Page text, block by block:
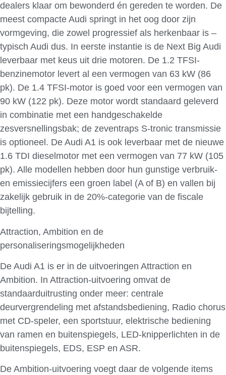
dealers klaar om bewonderd én gereden te worden. De
meest compacte Audi springt in het oog door zijn
vormgeving, die zowel progressief als herkenbaar is –
typisch Audi dus. In eerste instantie is de Next Big Audi
leverbaar met keus uit drie motoren. De 1.2 TFSI-
benzinemotor levert al een vermogen van 63 kW (86
pk). De 1.4 TFSI-motor is goed voor een vermogen van
90 kW (122 pk). Deze motor wordt standaard geleverd
in combinatie met een handgeschakelde
zesversnellingsbak; de zeventraps S-tronic transmissie
is optioneel. De Audi A1 is ook leverbaar met de nieuwe
1.6 TDI dieselmotor met een vermogen van 77 kW (105
pk). Alle modellen hebben door hun gunstige verbruik-
en emissiecijfers een groen label (A of B) en vallen bij
zakelijk gebruik in de 20%-categorie van de fiscale
bijtelling.
Attraction, Ambition en de
personaliseringsmogelijkheden
De Audi A1 is er in de uitvoeringen Attraction en
Ambition. In Attraction-uitvoering omvat de
standaarduitrusting onder meer: centrale
deurvergrendeling met afstandsbediening, Radio chorus
met CD-speler, een sportstuur, elektrische bediening
van ramen en buitenspiegels, LED-knipperlichten in de
buitenspiegels, EDS, ESP en ASR.
De Ambition-uitvoering voegt daar de volgende items